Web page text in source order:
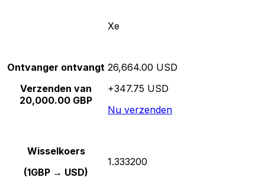
Xe
Ontvanger ontvangt
Verzenden van
20,000.00 GBP
26,664.00 USD
+347.75 USD
Nu verzenden
Wisselkoers
(1GBP → USD)
1.333200